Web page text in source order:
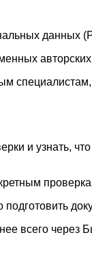
данных
и узнать,
всего